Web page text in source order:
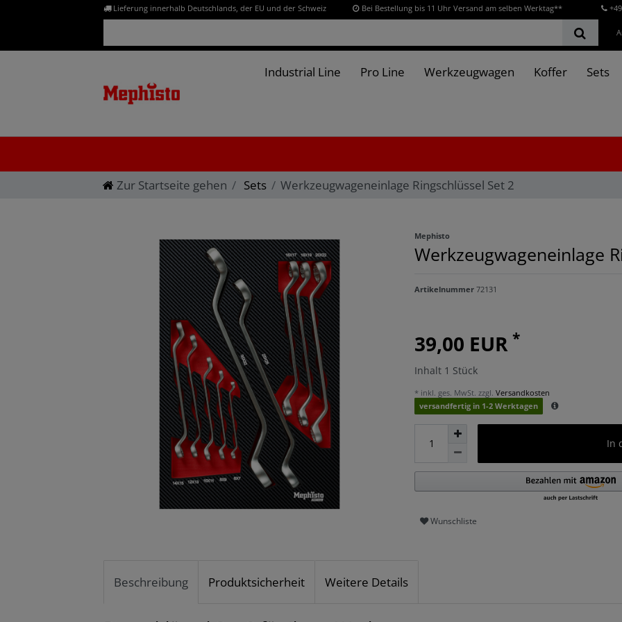
Lieferung innerhalb Deutschlands, der EU und der Schweiz Bei Bestellung bis 11 Uhr Versand am selben Werktag**
Industrial Line Pro Line Werkzeugwagen Koffer Sets
Zur Startseite gehen Sets Werkzeugwageneinlage Ringschlüssel Set 2
Mephisto
Werkzeugwageneinlage
Artikelnummer72131
39,00 EUR*
Inhalt 1 Stück
* inkl. ges. MwSt. zzgl. Versandkosten
versandfertig in 1-2 Werktagen
In
Wunschliste
Beschreibung Produktsicherheit Weitere Details